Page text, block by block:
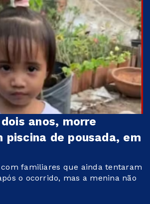
anos, morre
piscina de pousada, em
com familiares que ainda tentaram
o ocorrido, mas a menina não